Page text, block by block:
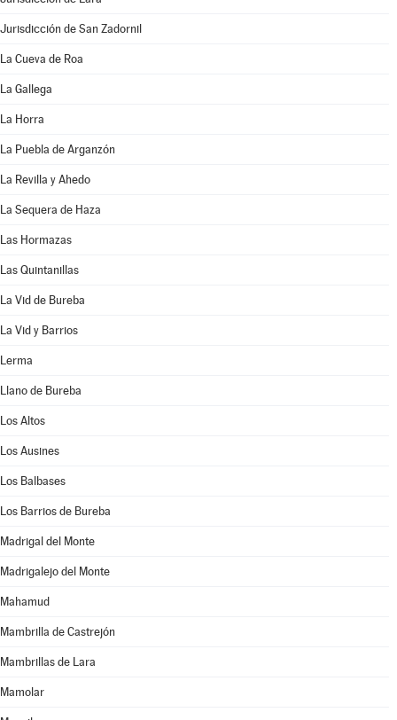
Jurisdicción de San Zadornil
La Cueva de Roa
La Gallega
La Horra
La Puebla de Arganzón
La Revilla y Ahedo
La Sequera de Haza
Las Hormazas
Las Quintanillas
La Vid de Bureba
La Vid y Barrios
Lerma
Llano de Bureba
Los Altos
Los Ausines
Los Balbases
Los Barrios de Bureba
Madrigal del Monte
Madrigalejo del Monte
Mahamud
Mambrilla de Castrejón
Mambrillas de Lara
Mamolar